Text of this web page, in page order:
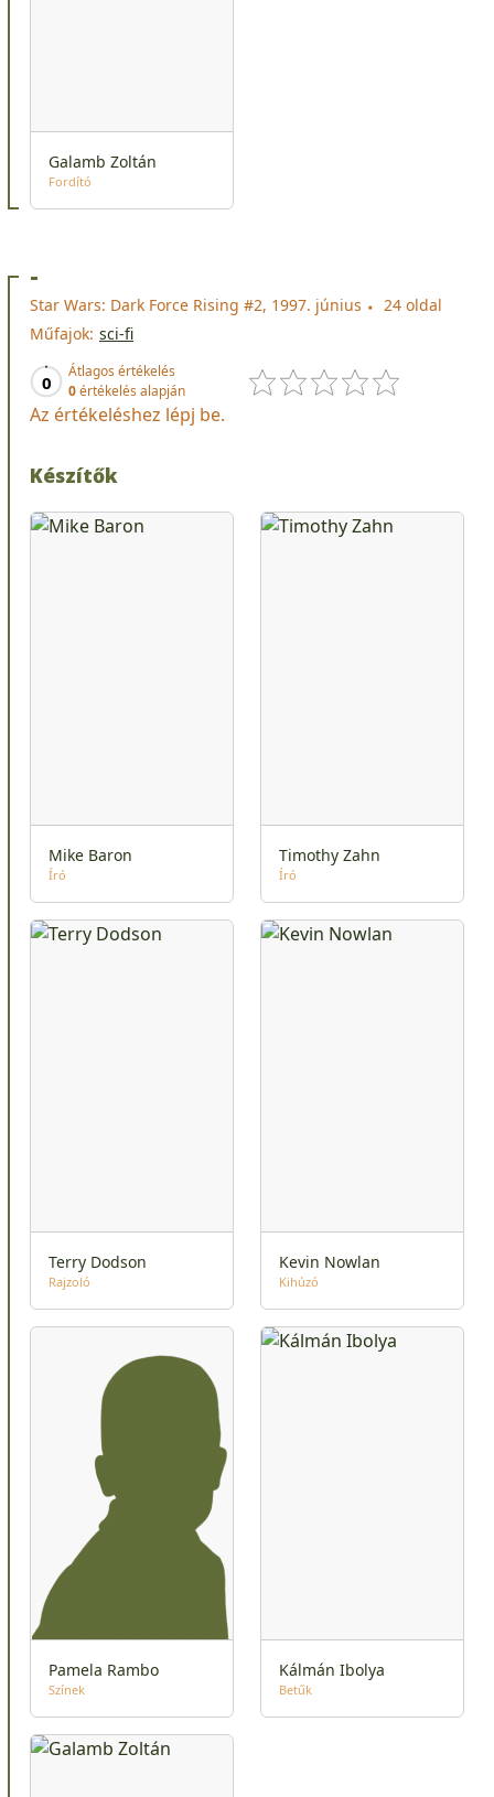
Galamb Zoltán
Fordító
-
Star Wars: Dark Force Rising #2, 1997. június
24 oldal
Műfajok: sci-fi
0
Átlagos értékelés
0értékelés alapján
Az értékeléshez lépj be.
Készítők
Mike Baron
Író
Timothy Zahn
Író
Terry Dodson
Rajzoló
Kevin Nowlan
Kihúzó
Pamela Rambo
Színek
Kálmán Ibolya
Betűk